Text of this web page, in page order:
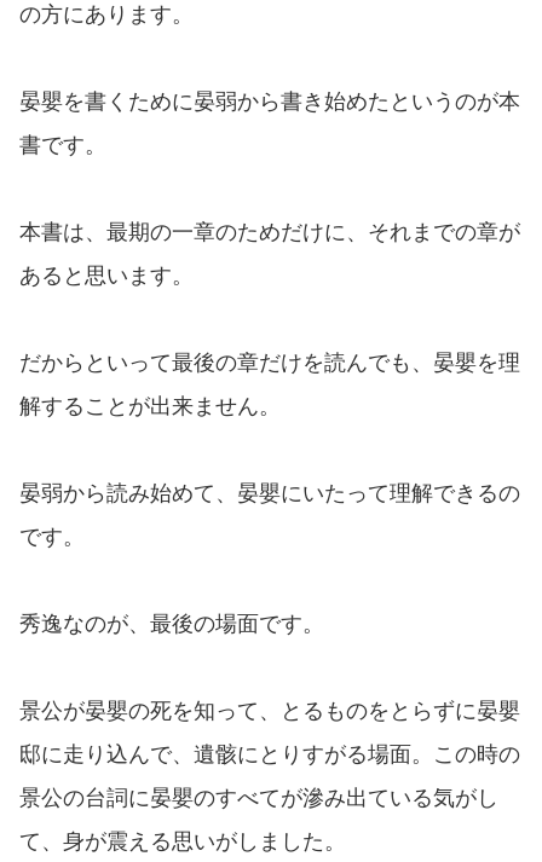
の方にあります。
晏嬰を書くために晏弱から書き始めたというのが本
書です。
本書は、最期の一章のためだけに、それまでの章が
あると思います。
だからといって最後の章だけを読んでも、晏嬰を理
解することが出来ません。
晏弱から読み始めて、晏嬰にいたって理解できるの
です。
秀逸なのが、最後の場面です。
景公が晏嬰の死を知って、とるものをとらずに晏嬰
邸に走り込んで、遺骸にとりすがる場面。この時の
景公の台詞に晏嬰のすべてが滲み出ている気がし
て、身が震える思いがしました。